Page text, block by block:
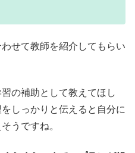
せて教師を紹介してもらい
の補助として教えてほし
しっかりと伝えると自分に
うですね。